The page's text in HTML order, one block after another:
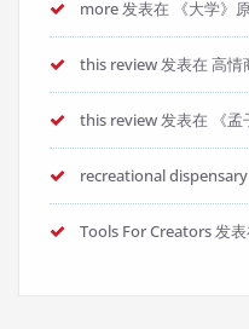
more发表在 《大学》
this review发表在 高情
this review发表在 《
recreational
Tools For Creators发